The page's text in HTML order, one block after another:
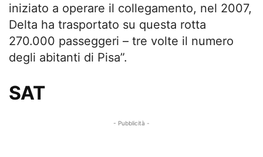
iniziato a operare il collegamento, nel 2007,
Delta ha trasportato su questa rotta
270.000 passeggeri – tre volte il numero
degli abitanti di Pisa”.
SAT
- Pubblicità -